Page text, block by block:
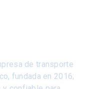
de transporte
fundada en 2016;